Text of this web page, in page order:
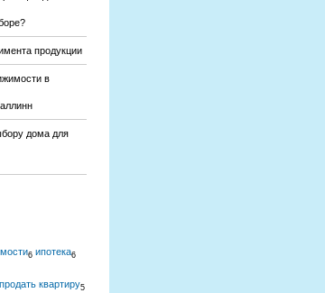
продукции
в
дома для
6 ипотека6
квартиру5